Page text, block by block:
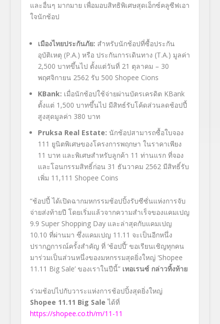
และอื่นๆ มากมาย เพื่อมอบสิทธิพิเศษสุดเอ็กซ์คลูซีฟเอา
ใจนักช้อป
เมืองไทยประกันภัย: สำหรับนักช้อปที่ซื้อประกัน
อุบัติเหตุ (P.A.) หรือ ประกันการเดินทาง (T.A.) มูลค่า
2,500 บาทขึ้นไป ตั้งแต่วันที่ 21 ตุลาคม – 30
พฤศจิกายน 2562 รับ 500 Shopee Cions
KBank: เมื่อนักช้อปใช้จ่ายผ่านบัตรเครดิต KBank
ตั้งแต่ 1,500 บาทขึ้นไป มีสิทธ์รับโค้ดส่วนลดช้อปปี้
สูงสุดมูลค่า 380 บาท
Pruksa Real Estate: นักช้อปสามารถซื้อใบจอง
111 ยูนิตพิเศษของโครงการพฤกษา ในราคาเพียง
11 บาท และพิเศษสำหรับลูกค้า 11 ท่านแรก ที่จอง
และโอนกรรมสิทธิ์ก่อน 31 ธันวาคม 2562 มีสิทธิ์รับ
เพิ่ม 11,111 Shopee Coins
“ช้อปปี้ ได้เปิดฉากมหกรรมช้อปปิ้งรับซีซั่นแห่งการจับ
จ่ายส่งท้ายปี โดยเริ่มแล้วจากความสำเร็จของแคมเปญ
9.9 Super Shopping Day และล่าสุดกับแคมเปญ
10.10 ที่ผ่านมา ซึ่งแคมเปญ 11.11 จะเป็นอีกหนึ่ง
ปรากฏการณ์ครั้งสำคัญ ที่ ‘ช้อปปี้’ ขอเรียนเชิญทุกคน
มาร่วมเป็นส่วนหนึ่งของมหกรรมสุดยิ่งใหญ่ ‘Shopee
11.11 Big Sale’ ของเราในปีนี้” เทอเรนซ์ กล่าวทิ้งท้าย
ร่วมช้อปไปกับวาระแห่งการช้อปปิ้งสุดยิ่งใหญ่
Shopee 11.11 Big Sale ได้ที่
https://shopee.co.th/m/11-11